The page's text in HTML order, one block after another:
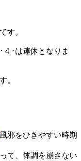
す。
４･は連休となりま
。
風邪をひきやすい時期
て、体調を崩さない